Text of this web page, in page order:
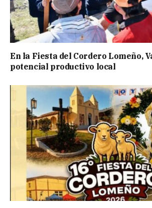
En la Fiesta del Cordero Lomeño,
potencial productivo local